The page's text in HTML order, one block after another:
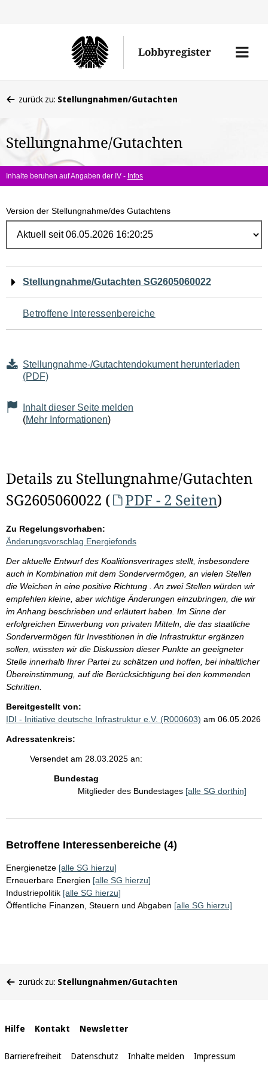
Lobbyregister
Menü
befinden
hier:
zurück zu: Stellungnahmen/Gutachten
Stellungnahme/Gutachten
Inhalte beruhen auf Angaben der IV - Infos
Version der Stellungnahme/des Gutachtens
Navigation
für
den
Seiteninhalt
Stellungnahme/Gutachten SG2605060022
Betroffene Interessenbereiche
Stellungnahme-/Gutachtendokument herunterladen
(PDF)
Inhalt dieser Seite melden
(Mehr Informationen)
Details zu Stellungnahme/Gutachten
SG2605060022 (
PDF - 2 Seiten)
Zu Regelungsvorhaben:
Änderungsvorschlag Energiefonds
Der aktuelle Entwurf des Koalitionsvertrages stellt, insbesondere
auch in Kombination mit dem Sondervermögen, an vielen Stellen
die Weichen in eine positive Richtung . An zwei Stellen würden wir
empfehlen kleine, aber wichtige Änderungen einzubringen, die wir
im Anhang beschrieben und erläutert haben. Im Sinne der
erfolgreichen Einwerbung von privaten Mitteln, die das staatliche
Sondervermögen für Investitionen in die Infrastruktur ergänzen
sollen, wüssten wir die Diskussion dieser Punkte an geeigneter
Stelle innerhalb Ihrer Partei zu schätzen und hoffen, bei inhaltlicher
Übereinstimmung, auf die Berücksichtigung bei den kommenden
Schritten.
Bereitgestellt von:
IDI - Initiative deutsche Infrastruktur e.V. (R000603) am 06.05.2026
Adressatenkreis:
Versendet am 28.03.2025 an:
Bundestag
Mitglieder des Bundestages [alle SG dorthin]
Betroffene Interessenbereiche (4)
Energienetze [alle SG hierzu]
Erneuerbare Energien [alle SG hierzu]
Industriepolitik [alle SG hierzu]
Öffentliche Finanzen, Steuern und Abgaben [alle SG hierzu]
befinden
zurück zu: Stellungnahmen/Gutachten
Interne
Links
Hilfe Kontakt Newsletter
Barrierefreiheit Datenschutz Inhalte melden Impressum